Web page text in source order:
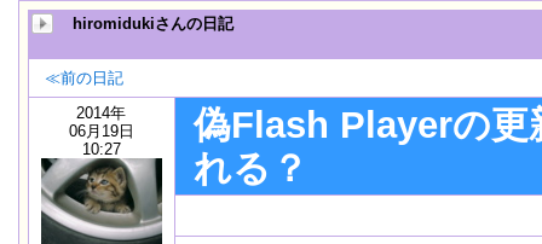
hiromidukiさんの日記
≪前の日記
2014年
06月19日
10:27
偽Flash Playerの更
れる？